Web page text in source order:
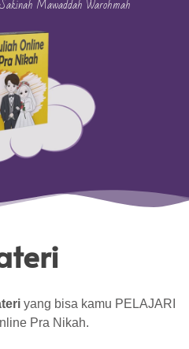
Mawaddah Warohmah
yang bisa kamu PELAJARI
Pra Nikah.